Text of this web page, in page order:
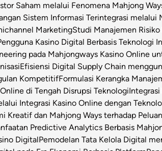
Saham melalui Fenomena Mahjong
Sistem Informasi Terintegrasi
MarketingStudi Manajemen
Kasino Digital Berbasis Teknologi
pada Mahjongways Kasino Online
Efisiensi Digital Supply Chain
KompetitifFormulasi Kerangka
di Tengah Disrupsi Teknologi
Integrasi Kasino Online dengan
Kreatif dan Mahjong Ways terhadap
Predictive Analytics Berbasis
DigitalPemodelan Tata Kelola Digital